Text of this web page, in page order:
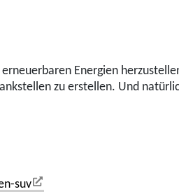
Energien
zu erstellen. Und
suv